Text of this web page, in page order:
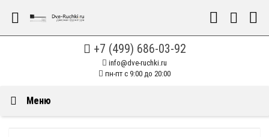
+7 (499) 686-03-92
info@dve-ruchki.ru
пн-пт с 9:00 до 20:00
Меню